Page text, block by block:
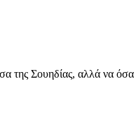
της Σουηδίας, αλλά να